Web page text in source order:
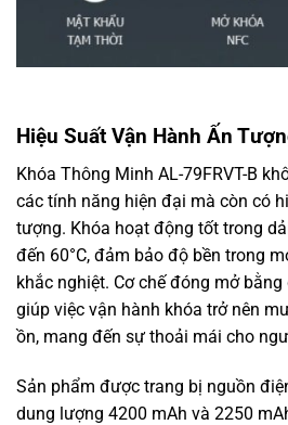
Hiệu Suất Vận Hành Ấn
Khóa Thông Minh AL-79FRVT-B
các tính năng hiện đại mà còn có
tượng. Khóa hoạt động tốt trong
đến 60°C, đảm bảo độ bền trong
khắc nghiệt. Cơ chế đóng mở bằng
giúp việc vận hành khóa trở nên
ồn, mang đến sự thoải mái cho
Sản phẩm được trang bị nguồn
dung lượng 4200 mAh và 2250